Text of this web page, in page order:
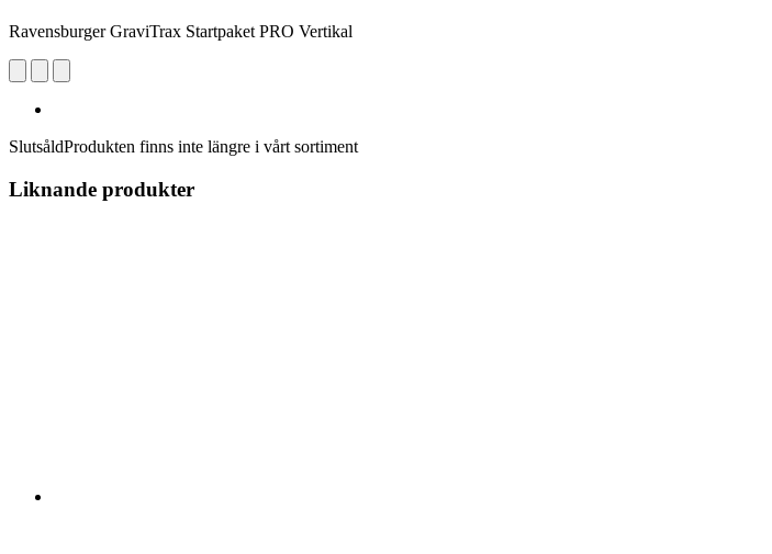
Ravensburger GraviTrax Startpaket PRO Vertikal
SlutsåldProdukten finns inte längre i vårt sortiment
Liknande produkter